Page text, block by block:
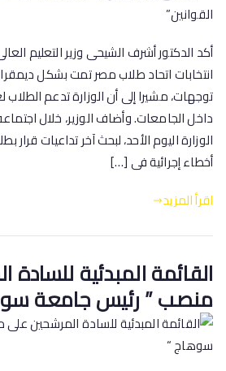
أكد الدكتور أشرف الشيحى وزير التعليم
انتخابات اتحاد طلاب مصر تمت بشكل
توجهات، مشيرا إلى أن الوزارة تدعم الطلاب
داخل الجامعات. وأضاف الوزير، خلال
الوزارة اليوم الأحد، لبحث آخر تداعيات قرار
أخطاء إجرائية فى […]
اقرأ المزيد
القائمة المبدئية
منصب ” رئيس جامعة